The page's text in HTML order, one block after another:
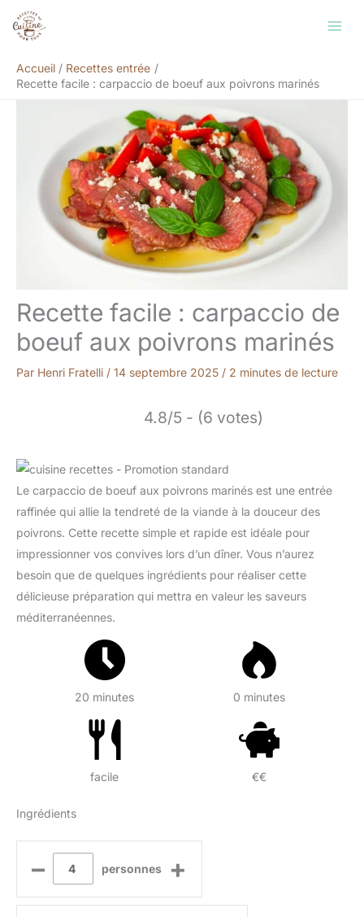
Accueil
Recettes entrée
Recette facile : carpaccio de boeuf aux poivrons marinés
Recette facile : carpaccio de
boeuf aux poivrons marinés
Par Henri Fratelli / 14 septembre 2025 / 2 minutes de lecture
4.8/5 - (6 votes)
Le carpaccio de boeuf aux poivrons marinés est une entrée
raffinée qui allie la tendreté de la viande à la douceur des
poivrons. Cette recette simple et rapide est idéale pour
impressionner vos convives lors d’un dîner. Vous n’aurez
besoin que de quelques ingrédients pour réaliser cette
délicieuse préparation qui mettra en valeur les saveurs
méditerranéennes.
20 minutes 0 minutes
facile €€
Ingrédients
– personnes +
Rechercher